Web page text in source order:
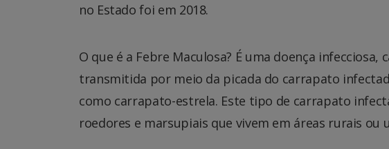
no Estado foi em 2018.
O que é a Febre Maculosa? É uma doença
transmitida por meio da picada do carrapato
como carrapato-estrela. Este tipo de carrapato
roedores e marsupiais que vivem em áreas rurais ou